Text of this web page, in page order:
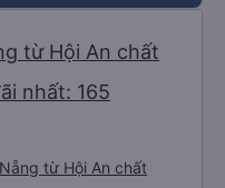
từ Hội An chất
nhất: 165
từ Hội An chất